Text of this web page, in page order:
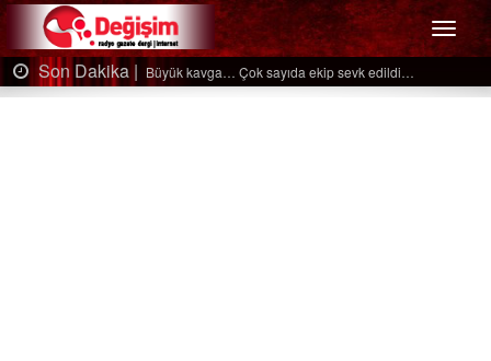
Menü
Son Dakika | Ağaçtan düştü…